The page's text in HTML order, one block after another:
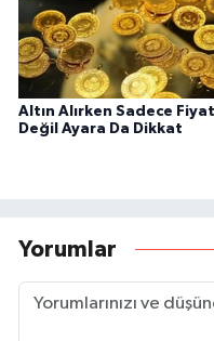
Altın Alırken Sadece
Değil Ayara Da Dikkat
Yorumlar